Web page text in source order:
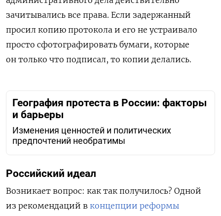
зачитывались все права. Если задержанный
просил копию протокола и его не устраивало
просто сфотографировать бумаги, которые
он только что подписал, то копии делались.
География протеста в России: факторы
и барьеры
Изменения ценностей и политических
предпочтений необратимы
Российский идеал
Возникает вопрос: как так получилось? Одной
из рекомендаций в концепции реформы